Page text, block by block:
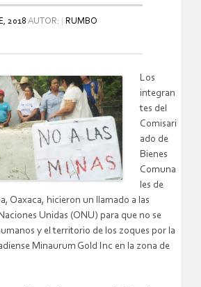
2018 AUTOR:
RUMBO
Los
integran
tes del
Comisari
ado de
Bienes
Comuna
les de
Oaxaca, hicieron un llamado a las
Unidas (ONU) para que no se
y el territorio de los zoques por la
Minaurum Gold Inc en la zona de